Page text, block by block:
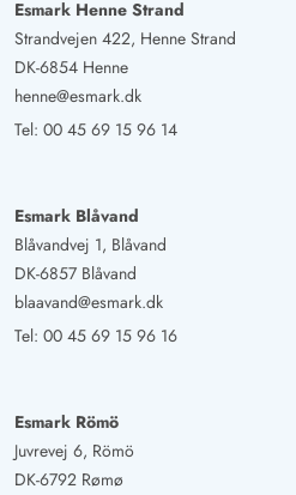
Esmark Henne Strand
Strandvejen 422, Henne Strand
DK-6854 Henne
henne@esmark.dk
Tel: 00 45 69 15 96 14
Esmark Blåvand
Blåvandvej 1, Blåvand
DK-6857 Blåvand
blaavand@esmark.dk
Tel: 00 45 69 15 96 16
Esmark Römö
Juvrevej 6, Römö
DK-6792 Rømø